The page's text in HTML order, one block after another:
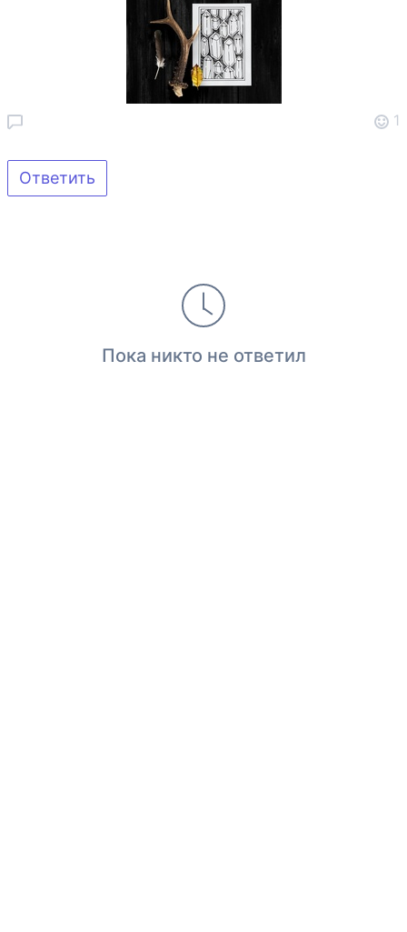
1
Ответить
Пока никто не ответил